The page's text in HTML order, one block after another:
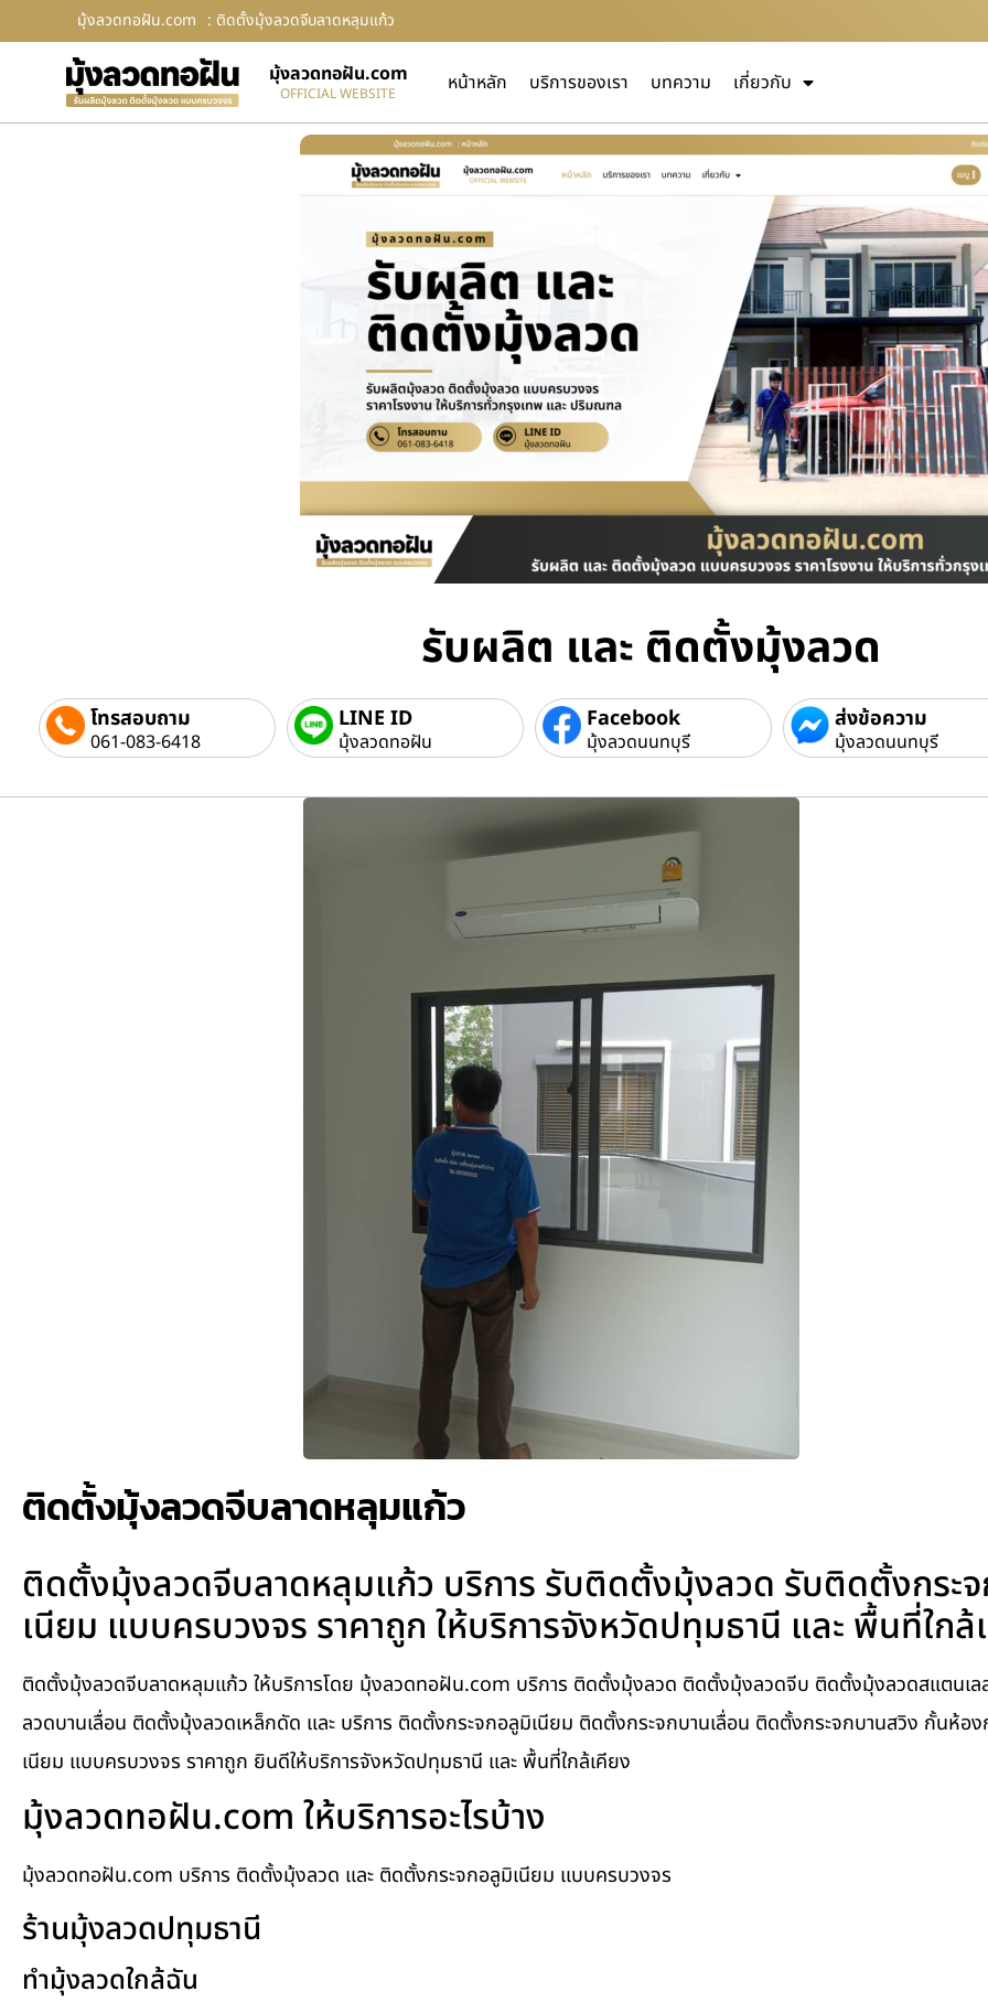
มุ้งลวดทอฝัน.com : ติดตั้งมุ้งลวดจีบลาดหลุมแก้ว
มุ้งลวดทอฝัน.com
OFFICIAL WEBSITE หน้าหลัก บริการของเรา บทความ เกี่ยวกับ
รับผลิต และ ติดตั้งมุ้งลวด
โทรสอบถาม
061-083-6418
LINE ID
มุ้งลวดทอฝัน
Facebook
มุ้งลวดนนทบุรี
ส่งข้อความ
มุ้งลวดนนทบุรี
ติดตั้งมุ้งลวดจีบลาดหลุมแก้ว
ติดตั้งมุ้งลวดจีบลาดหลุมแก้ว บริการ รับติดตั้งมุ้งลวด รับติดตั้งกระ
เนียม แบบครบวงจร ราคาถูก ให้บริการจังหวัดปทุมธานี และ พื้นที่ใกล้
ติดตั้งมุ้งลวดจีบลาดหลุมแก้ว ให้บริการโดย มุ้งลวดทอฝัน.com บริการ ติดตั้งมุ้งลวด ติดตั้งมุ้งลวดจีบ ติดตั้งมุ้งลวดสแตนเ
ลวดบานเลื่อน ติดตั้งมุ้งลวดเหล็กดัด และ บริการ ติดตั้งกระจกอลูมิเนียม ติดตั้งกระจกบานเลื่อน ติดตั้งกระจกบานสวิง กั้นห้อง
เนียม แบบครบวงจร ราคาถูก ยินดีให้บริการจังหวัดปทุมธานี และ พื้นที่ใกล้เคียง
มุ้งลวดทอฝัน.com ให้บริการอะไรบ้าง
มุ้งลวดทอฝัน.com บริการ ติดตั้งมุ้งลวด และ ติดตั้งกระจกอลูมิเนียม แบบครบวงจร
ร้านมุ้งลวดปทุมธานี
ทำมุ้งลวดใกล้ฉัน